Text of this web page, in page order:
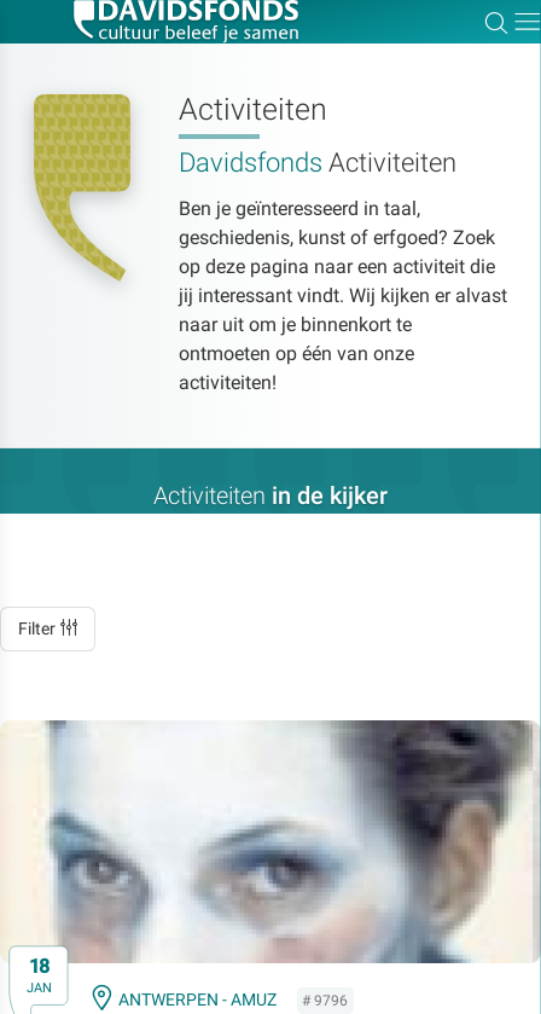
Activiteiten
Davidsfonds Activiteiten
Ben je geïnteresseerd in taal,
geschiedenis, kunst of erfgoed? Zoek
op deze pagina naar een activiteit die
jij interessant vindt. Wij kijken er alvast
naar uit om je binnenkort te
ontmoeten op één van onze
activiteiten!
Activiteiten in de kijker
Filter
18
JAN
ANTWERPEN - AMUZ # 9796
Zoek:
Zoeken